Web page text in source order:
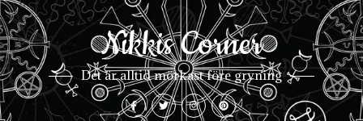
Nikkis Corner
Det är alltid mörkast före gryning